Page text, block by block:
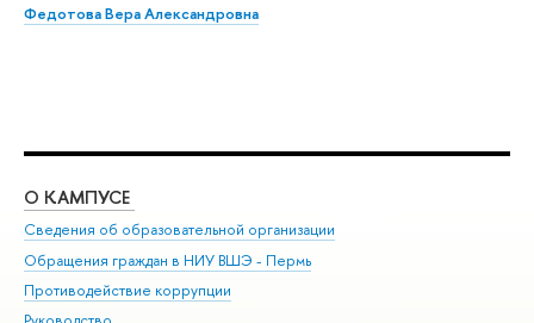
Федотова Вера Александровна
О КАМПУСЕ
Сведения об образовательной организации
Обращения граждан в НИУ ВШЭ - Пермь
Противодействие коррупции